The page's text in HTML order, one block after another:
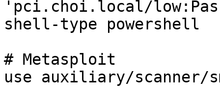
'pci.choi.local/
shell-type powershell
# Metasploit
use auxiliary/scanner/